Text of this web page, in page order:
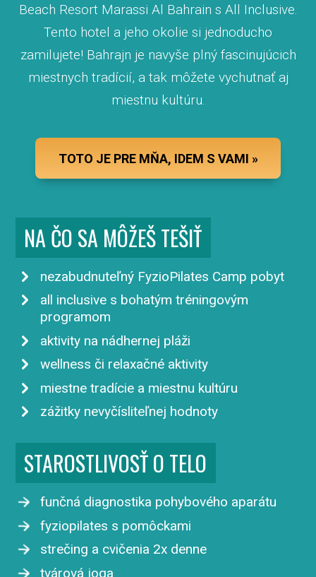
Beach Resort Marassi Al Bahrain s All Inclusive.
Tento hotel a jeho okolie si jednoducho
zamilujete! Bahrajn je navyše plný fascinujúcich
miestnych tradícií, a tak môžete vychutnať aj
miestnu kultúru.
TOTO JE PRE MŇA, IDEM S VAMI »
NA ČO SA MÔŽEŠ TEŠIŤ
nezabudnuteľný FyzioPilates Camp pobyt
all inclusive s bohatým tréningovým
programom
aktivity na nádhernej pláži
wellness či relaxačné aktivity
miestne tradície a miestnu kultúru
zážitky nevyčísliteľnej hodnoty
STAROSTLIVOSŤ O TELO
funčná diagnostika pohybového aparátu
fyziopilates s pomôckami
strečing a cvičenia 2x denne
tvárová joga